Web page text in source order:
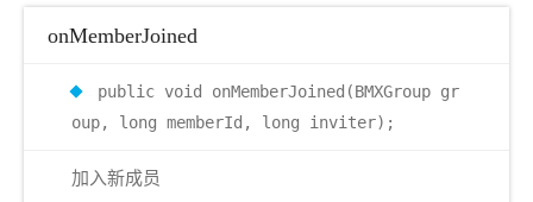
onMemberJoined
public void onMemberJoined(BMXGroup gr
oup, long memberId, long inviter);
加入新成员